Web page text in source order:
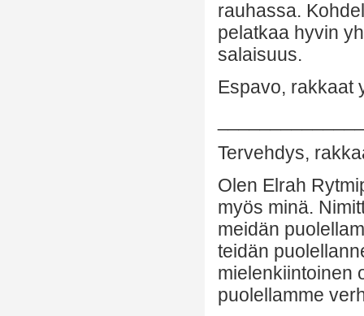
rauhassa.
pelatkaa hyvin
salaisuus.
Espavo, rakkaat
Tervehdys,
Olen Elrah
myös minä.
meidän
teidän
mielenkiintoinen
puolellamme